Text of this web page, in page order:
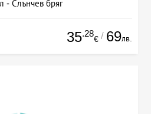
- Слънчев бряг
35.28
€ / 69лв.